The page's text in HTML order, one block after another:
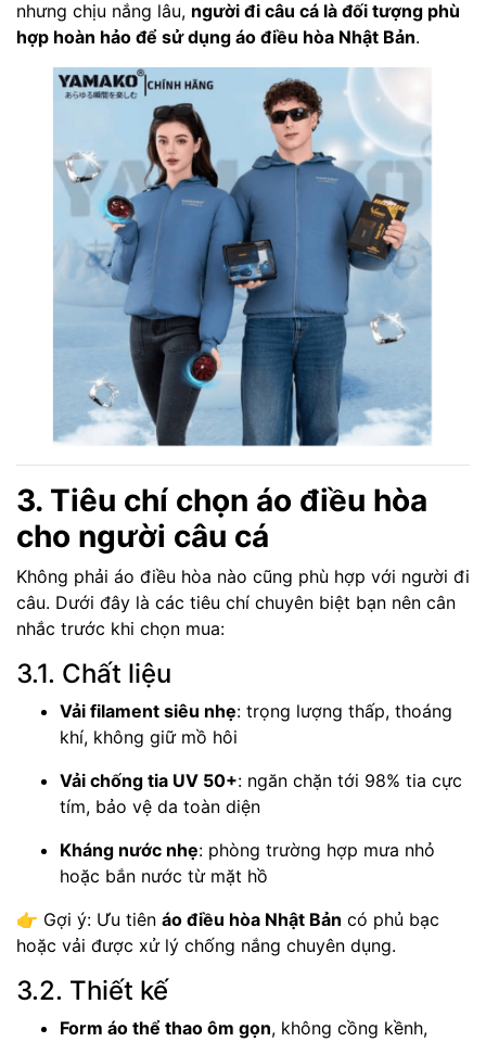
nhưng chịu nắng lâu, người đi câu cá là đối tượng phù
hợp hoàn hảo để sử dụng áo điều hòa Nhật Bản.
3. Tiêu chí chọn áo điều hòa
cho người câu cá
Không phải áo điều hòa nào cũng phù hợp với người đi
câu. Dưới đây là các tiêu chí chuyên biệt bạn nên cân
nhắc trước khi chọn mua:
3.1. Chất liệu
Vải filament siêu nhẹ: trọng lượng thấp, thoáng
khí, không giữ mồ hôi
Vải chống tia UV 50+: ngăn chặn tới 98% tia cực
tím, bảo vệ da toàn diện
Kháng nước nhẹ: phòng trường hợp mưa nhỏ
hoặc bắn nước từ mặt hồ
👉 Gợi ý: Ưu tiên áo điều hòa Nhật Bản có phủ bạc
hoặc vải được xử lý chống nắng chuyên dụng.
3.2. Thiết kế
Form áo thể thao ôm gọn, không cồng kềnh,